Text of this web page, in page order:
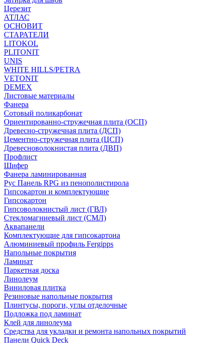
Церезит
АТЛАС
ОСНОВИТ
СТАРАТЕЛИ
LITOKOL
PLITONIT
UNIS
WHITE HILLS/PETRA
VETONIT
DEMEX
Листовые материалы
Фанера
Сотовый поликарбонат
Ориентированно-стружечная плита (ОСП)
Древесно-стружечная плита (ДСП)
Цементно-стружечная плита (ЦСП)
Древесноволокнистая плита (ДВП)
Профлист
Шифер
Фанера ламинированная
Рус Панель RPG из пенополистирола
Гипсокартон и комплектующие
Гипсокартон
Гипсоволокнистый лист (ГВЛ)
Стекломагниевый лист (СМЛ)
Аквапанели
Комплектующие для гипсокартона
Алюминиевый профиль Fergipps
Напольные покрытия
Ламинат
Паркетная доска
Линолеум
Виниловая плитка
Резиновые напольные покрытия
Плинтусы, пороги, углы отделочные
Подложка под ламинат
Клей для линолеума
Средства для укладки и ремонта напольных покрытий
Панели Quick Deck